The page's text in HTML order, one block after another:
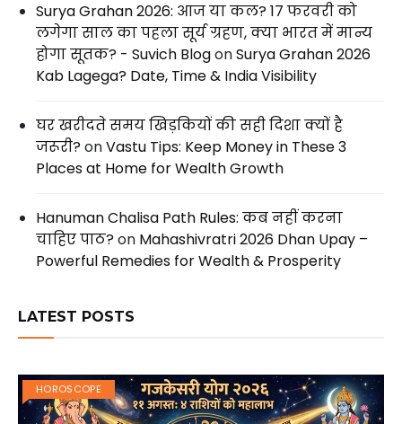
Surya Grahan 2026: आज या कल? 17 फरवरी को
लगेगा साल का पहला सूर्य ग्रहण, क्या भारत में मान्य
होगा सूतक? - Suvich BlogonSurya Grahan 2026
Kab Lagega? Date, Time & India Visibility
घर खरीदते समय खिड़कियों की सही दिशा क्यों है
जरूरी?onVastu Tips: Keep Money in These 3
Places at Home for Wealth Growth
Hanuman Chalisa Path Rules: कब नहीं करना
चाहिए पाठ?on Mahashivratri 2026 Dhan Upay –
Powerful Remedies for Wealth & Prosperity
LATEST POSTS
HOROSCOPE